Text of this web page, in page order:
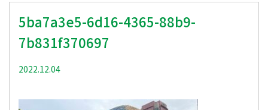
5ba7a3e5-6d16-4365-88b9-
7b831f370697
2022.12.04